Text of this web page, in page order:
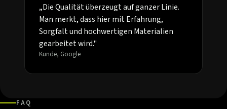
„Die Qualität überzeugt auf ganzer Linie.
Man merkt, dass hier mit Erfahrung,
Sorgfalt und hochwertigen Materialien
gearbeitet wird."
Kunde, Google
FAQ